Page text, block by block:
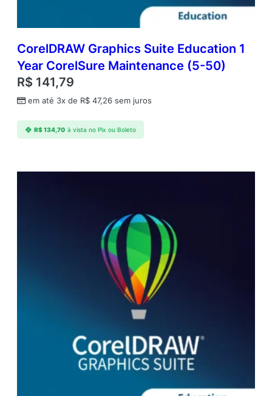
d
a
d
e
CorelDRAW Graphics Suite Education 1
Year CorelSure Maintenance (5-50)
R$ 141,79
em até 3x de R$ 47,26 sem juros
R$134,70 à vista no Pix ou Boleto